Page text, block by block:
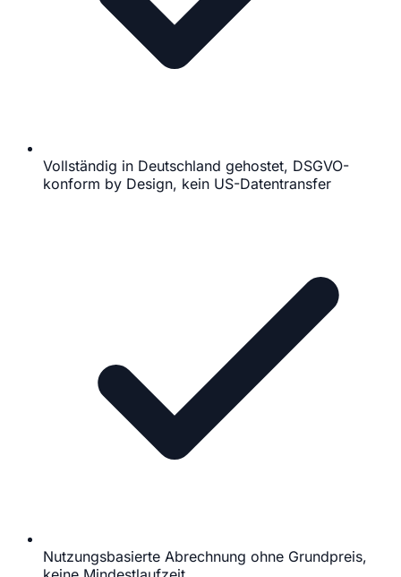
Vollständig in Deutschland gehostet, DSGVO-
konform by Design, kein US-Datentransfer
Nutzungsbasierte Abrechnung ohne Grundpreis,